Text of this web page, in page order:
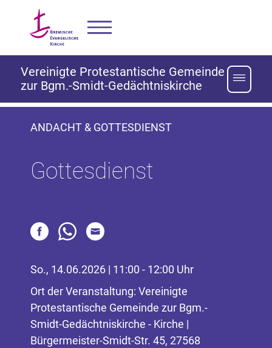
Vereinigte Protestantische Gemeinde
zur Bgm.-Smidt-Gedächtniskirche
ANDACHT & GOTTESDIENST
Gottesdienst
So., 14.06.2026 | 11:00 - 12:00 Uhr
Ort der Veranstaltung: Vereinigte
Protestantische Gemeinde zur Bgm.-
Smidt-Gedächtniskirche - Kirche |
Bürgermeister-Smidt-Str. 45, 27568